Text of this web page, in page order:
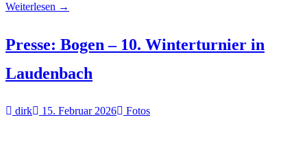
Weiterlesen →
Presse: Bogen – 10. Winterturnier in
Laudenbach
dirk 15. Februar 2026 Fotos